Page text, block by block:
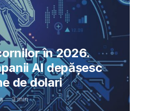
în 2026.
AI depășesc
de dolari
3min